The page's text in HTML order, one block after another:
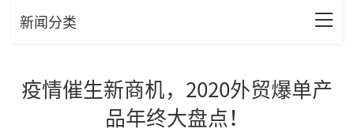
新闻分类
疫情催生新商机，2020外贸爆单产
品年终大盘点！